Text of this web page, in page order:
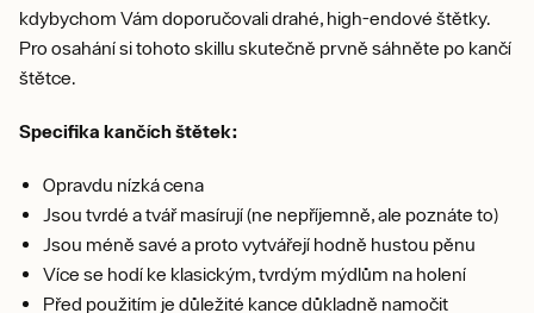
kdybychom Vám doporučovali drahé, high-endové štětky.
Pro osahání si tohoto skillu skutečně prvně sáhněte po kančí
štětce.
Specifika kančích štětek:
Opravdu nízká cena
Jsou tvrdé a tvář masírují (ne nepříjemně, ale poznáte to)
Jsou méně savé a proto vytvářejí hodně hustou pěnu
Více se hodí ke klasickým, tvrdým mýdlům na holení
Před použitím je důležité kance důkladně namočit